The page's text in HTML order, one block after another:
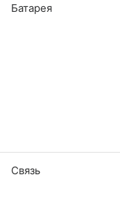
Батарея
Связь